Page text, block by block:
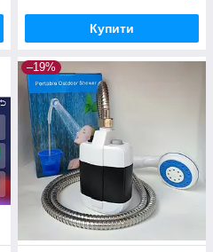
Купити
–19%